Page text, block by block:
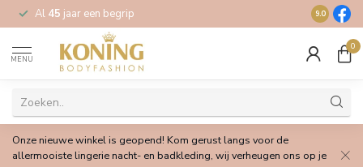
Al 45 jaar een begrip Gratis
9.0
MENU
0
Onze nieuwe winkel is geopend! Kom gerust langs voor de
allermooiste lingerie nacht- en badkleding, wij verheugen ons op je